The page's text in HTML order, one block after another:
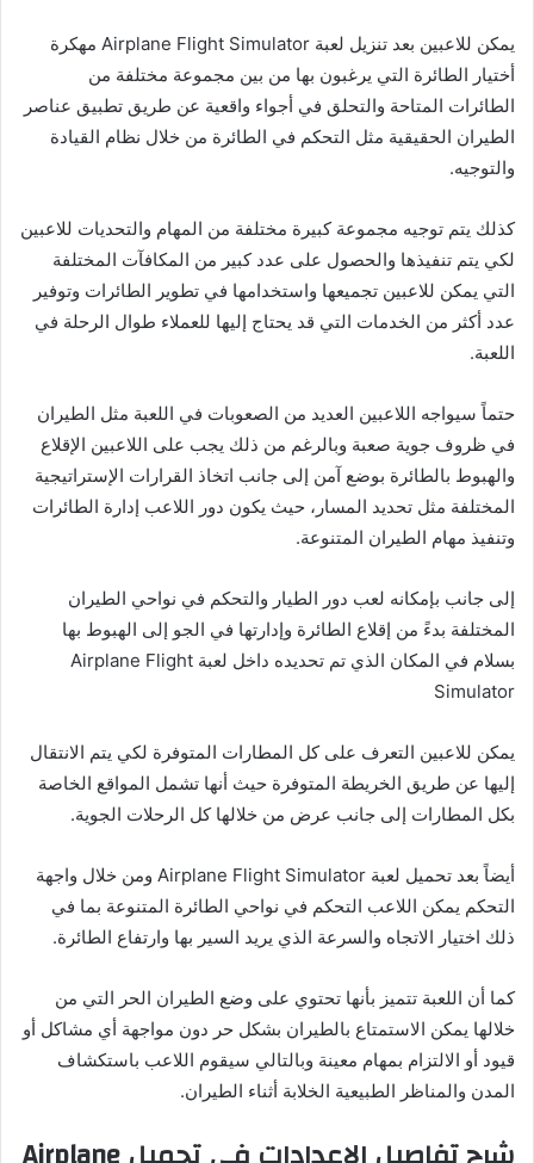
يمكن للاعبين بعد تنزيل لعبة Airplane Flight Simulator مهكرة
أختيار الطائرة التي يرغبون بها من بين مجموعة مختلفة من
الطائرات المتاحة والتحلق في أجواء واقعية عن طريق تطبيق عناصر
الطيران الحقيقية مثل التحكم في الطائرة من خلال نظام القيادة
والتوجيه.
كذلك يتم توجيه مجموعة كبيرة مختلفة من المهام والتحديات للاعبين
لكي يتم تنفيذها والحصول على عدد كبير من المكافآت المختلفة
التي يمكن للاعبين تجميعها واستخدامها في تطوير الطائرات وتوفير
عدد أكثر من الخدمات التي قد يحتاج إليها للعملاء طوال الرحلة في
اللعبة.
حتماً سيواجه اللاعبين العديد من الصعوبات في اللعبة مثل الطيران
في ظروف جوية صعبة وبالرغم من ذلك يجب على اللاعبين الإقلاع
والهبوط بالطائرة بوضع آمن إلى جانب اتخاذ القرارات الإستراتيجية
المختلفة مثل تحديد المسار، حيث يكون دور اللاعب إدارة الطائرات
وتنفيذ مهام الطيران المتنوعة.
إلى جانب بإمكانه لعب دور الطيار والتحكم في نواحي الطيران
المختلفة بدءً من إقلاع الطائرة وإدارتها في الجو إلى الهبوط بها
بسلام في المكان الذي تم تحديده داخل لعبة Airplane Flight
Simulator
يمكن للاعبين التعرف على كل المطارات المتوفرة لكي يتم الانتقال
إليها عن طريق الخريطة المتوفرة حيث أنها تشمل المواقع الخاصة
بكل المطارات إلى جانب عرض من خلالها كل الرحلات الجوية.
أيضاً بعد تحميل لعبة Airplane Flight Simulator ومن خلال واجهة
التحكم يمكن اللاعب التحكم في نواحي الطائرة المتنوعة بما في
ذلك اختيار الاتجاه والسرعة الذي يريد السير بها وارتفاع الطائرة.
كما أن اللعبة تتميز بأنها تحتوي على وضع الطيران الحر التي من
خلالها يمكن الاستمتاع بالطيران بشكل حر دون مواجهة أي مشاكل أو
قيود أو الالتزام بمهام معينة وبالتالي سيقوم اللاعب باستكشاف
المدن والمناظر الطبيعية الخلابة أثناء الطيران.